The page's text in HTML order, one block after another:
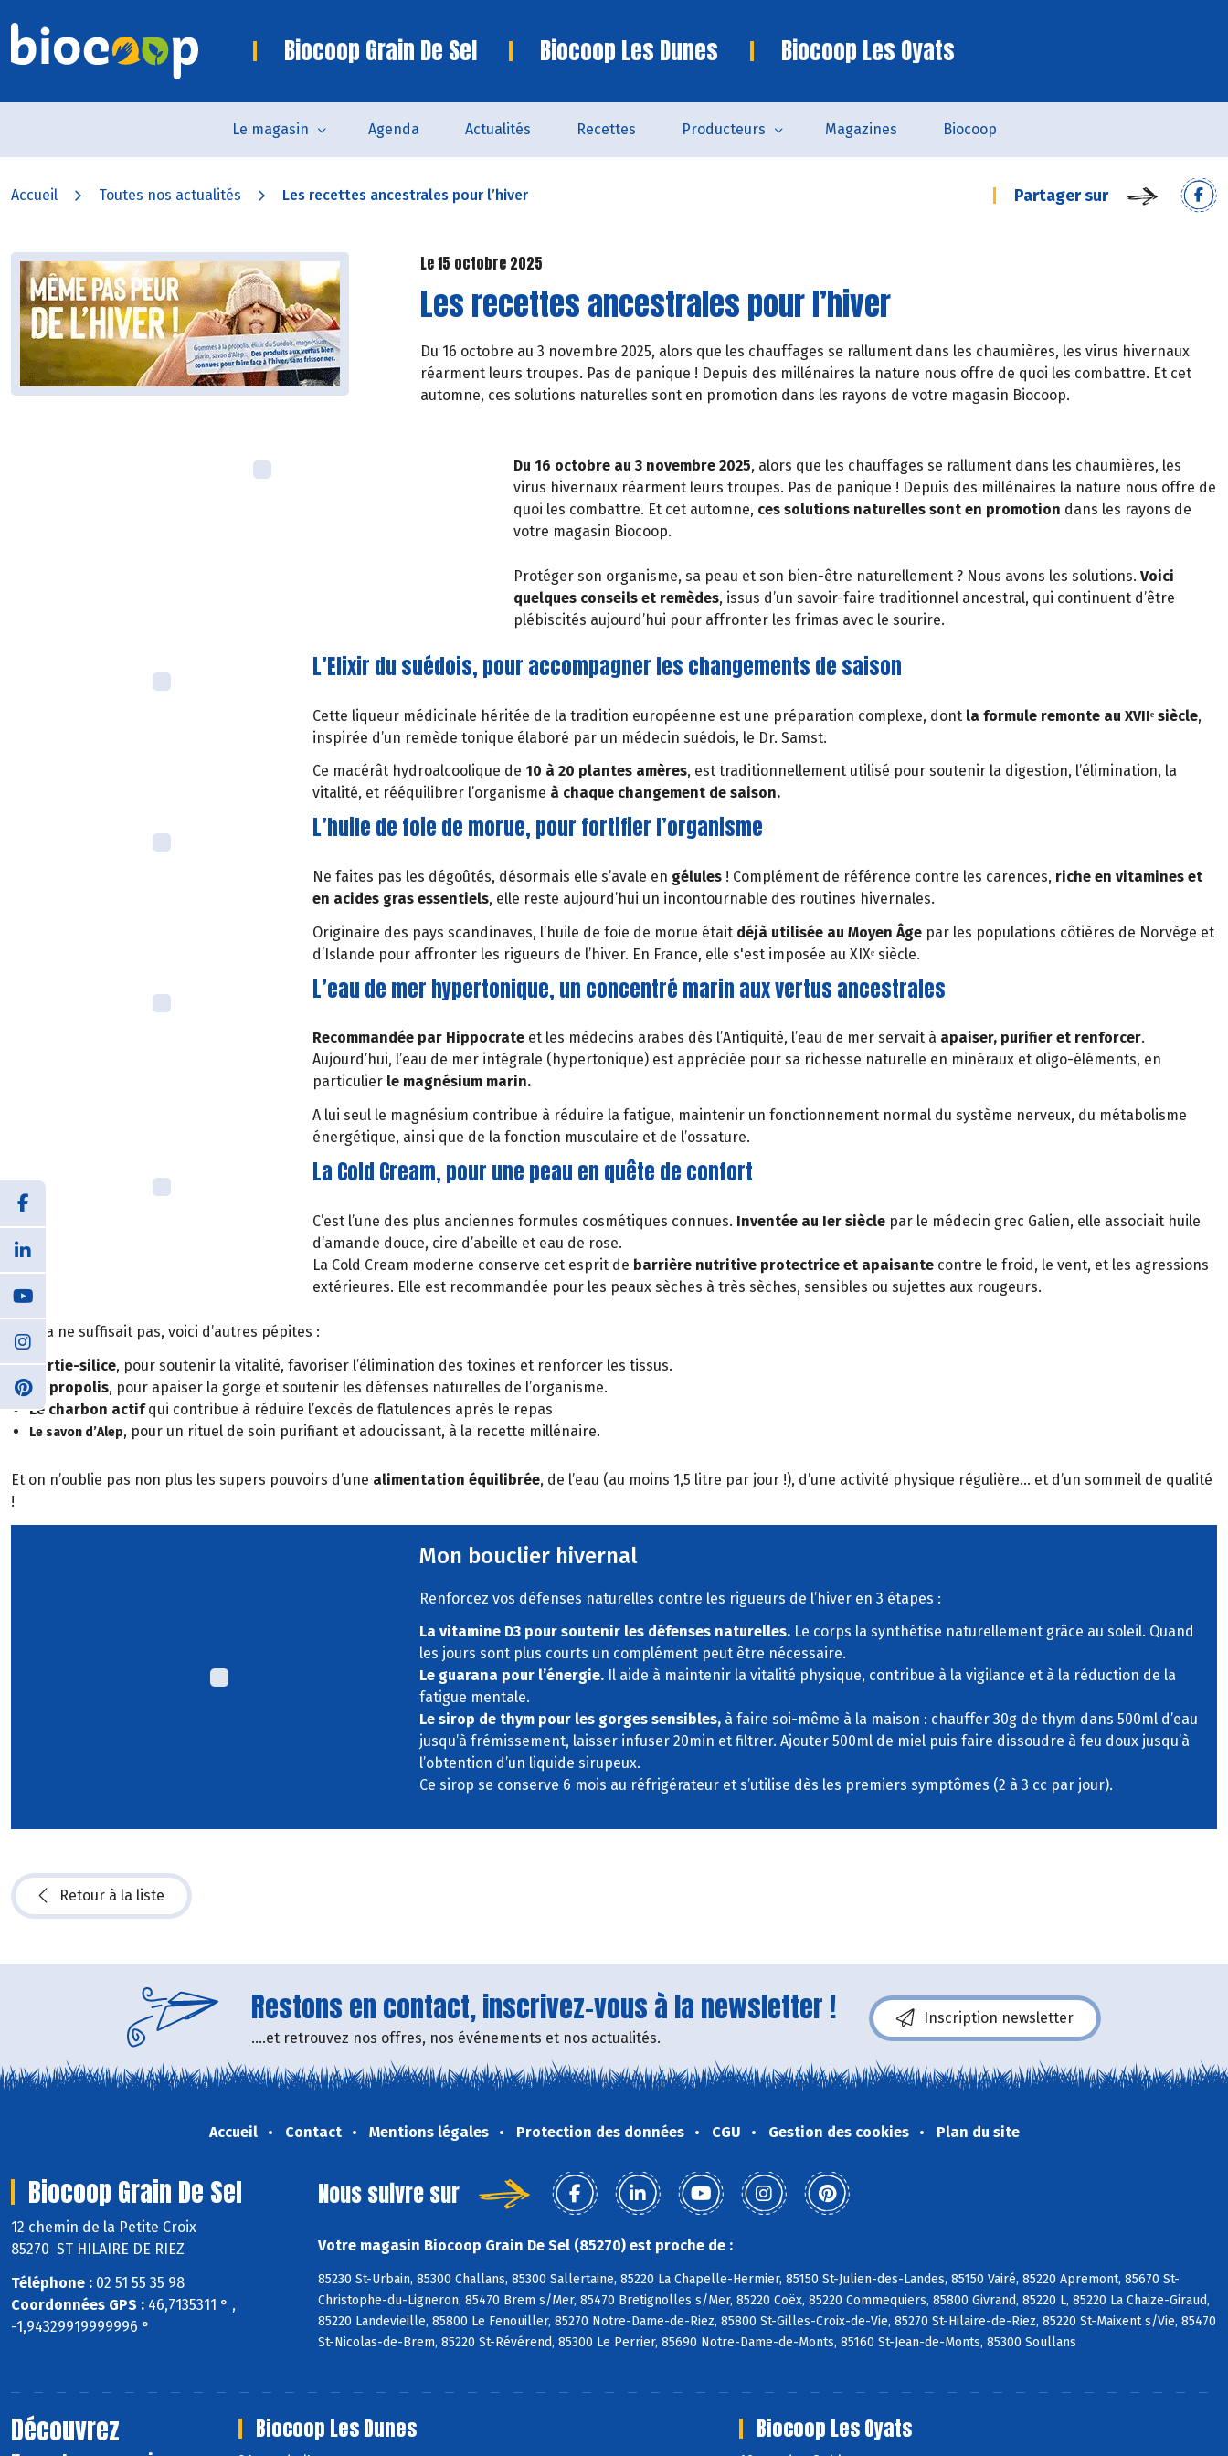
Biocoop Grain De Sel Biocoop Les Dunes Biocoop Les Oyats
Le magasin Agenda Actualités Recettes Producteurs Magazines Biocoop
Accueil Toutes nos actualités Les recettes ancestrales pour l’hiver Partager sur
Le 15 octobre 2025
Les recettes ancestrales pour l’hiver
Du 16 octobre au 3 novembre 2025, alors que les chauffages se rallument dans les chaumières, les virus hivernaux
réarment leurs troupes. Pas de panique ! Depuis des millénaires la nature nous offre de quoi les combattre. Et cet
automne, ces solutions naturelles sont en promotion dans les rayons de votre magasin Biocoop.
Du 16 octobre au 3 novembre 2025, alors que les chauffages se rallument dans les chaumières, les
virus hivernaux réarment leurs troupes. Pas de panique ! Depuis des millénaires la nature nous offre de
quoi les combattre. Et cet automne, ces solutions naturelles sont en promotion dans les rayons de
votre magasin Biocoop.
Protéger son organisme, sa peau et son bien-être naturellement ? Nous avons les solutions. Voici
quelques conseils et remèdes, issus d’un savoir-faire traditionnel ancestral, qui continuent d’être
plébiscités aujourd’hui pour affronter les frimas avec le sourire.
L’Elixir du suédois, pour accompagner les changements de saison
Cette liqueur médicinale héritée de la tradition européenne est une préparation complexe, dont la formule remonte au XVIIᵉ siècle,
inspirée d’un remède tonique élaboré par un médecin suédois, le Dr. Samst.
Ce macérât hydroalcoolique de 10 à 20 plantes amères, est traditionnellement utilisé pour soutenir la digestion, l’élimination, la
vitalité, et rééquilibrer l’organisme à chaque changement de saison.
L’huile de foie de morue, pour fortifier l’organisme
Ne faites pas les dégoûtés, désormais elle s’avale en gélules ! Complément de référence contre les carences, riche en vitamines et
en acides gras essentiels, elle reste aujourd’hui un incontournable des routines hivernales.
Originaire des pays scandinaves, l’huile de foie de morue était déjà utilisée au Moyen Âge par les populations côtières de Norvège et
d’Islande pour affronter les rigueurs de l’hiver. En France, elle s'est imposée au XIXᵉ siècle.
L’eau de mer hypertonique, un concentré marin aux vertus ancestrales
Recommandée par Hippocrate et les médecins arabes dès l’Antiquité, l’eau de mer servait à apaiser, purifier et renforcer.
Aujourd’hui, l’eau de mer intégrale (hypertonique) est appréciée pour sa richesse naturelle en minéraux et oligo-éléments, en
particulier le magnésium marin.
A lui seul le magnésium contribue à réduire la fatigue, maintenir un fonctionnement normal du système nerveux, du métabolisme
énergétique, ainsi que de la fonction musculaire et de l’ossature.
La Cold Cream, pour une peau en quête de confort
C’est l’une des plus anciennes formules cosmétiques connues. Inventée au Ier siècle par le médecin grec Galien, elle associait huile
d’amande douce, cire d’abeille et eau de rose.
La Cold Cream moderne conserve cet esprit de barrière nutritive protectrice et apaisante contre le froid, le vent, et les agressions
extérieures. Elle est recommandée pour les peaux sèches à très sèches, sensibles ou sujettes aux rougeurs.
Si cela ne suffisait pas, voici d’autres pépites :
L’ortie-silice, pour soutenir la vitalité, favoriser l’élimination des toxines et renforcer les tissus.
La propolis, pour apaiser la gorge et soutenir les défenses naturelles de l’organisme.
Le charbon actifqui contribue à réduire l’excès de flatulences après le repas
Le savon d’Alep, pour un rituel de soin purifiant et adoucissant, à la recette millénaire.
Et on n’oublie pas non plus les supers pouvoirs d’une alimentation équilibrée, de l’eau (au moins 1,5 litre par jour !), d’une activité physique régulière… et d’un sommeil de qualité
!
Mon bouclier hivernal
Renforcez vos défenses naturelles contre les rigueurs de l’hiver en 3 étapes :
La vitamine D3 pour soutenir les défenses naturelles.Le corps la synthétise naturellement grâce au soleil. Quand
les jours sont plus courts un complément peut être nécessaire.
Le guarana pour l’énergie.Il aide à maintenir la vitalité physique, contribue à la vigilance et à la réduction de la
fatigue mentale.
Le sirop de thym pour les gorges sensibles, à faire soi-même à la maison : chauffer 30g de thym dans 500ml d’eau
jusqu’à frémissement, laisser infuser 20min et filtrer. Ajouter 500ml de miel puis faire dissoudre à feu doux jusqu’à
l’obtention d’un liquide sirupeux.
Ce sirop se conserve 6 mois au réfrigérateur et s’utilise dès les premiers symptômes (2 à 3 cc par jour).
Retour à la liste
Restons en contact, inscrivez-vous à la newsletter !
....et retrouvez nos offres, nos événements et nos actualités.
Inscription newsletter
Accueil Contact Mentions légales Protection des données CGU Gestion des cookies Plan du site
Biocoop Grain De Sel
12 chemin de la Petite Croix
85270 ST HILAIRE DE RIEZ
Téléphone : 02 51 55 35 98
Coordonnées GPS : 46,7135311 ° ,
-1,94329919999996 °
Nous suivre sur
Votre magasin Biocoop Grain De Sel (85270) est proche de :
85230 St-Urbain, 85300 Challans, 85300 Sallertaine, 85220 La Chapelle-Hermier, 85150 St-Julien-des-Landes, 85150 Vairé, 85220 Apremont, 85670 St-
Christophe-du-Ligneron, 85470 Brem s/Mer, 85470 Bretignolles s/Mer, 85220 Coëx, 85220 Commequiers, 85800 Givrand, 85220 L, 85220 La Chaize-Giraud,
85220 Landevieille, 85800 Le Fenouiller, 85270 Notre-Dame-de-Riez, 85800 St-Gilles-Croix-de-Vie, 85270 St-Hilaire-de-Riez, 85220 St-Maixent s/Vie, 85470
St-Nicolas-de-Brem, 85220 St-Révérend, 85300 Le Perrier, 85690 Notre-Dame-de-Monts, 85160 St-Jean-de-Monts, 85300 Soullans
Découvrez Biocoop Les Dunes Biocoop Les Oyats